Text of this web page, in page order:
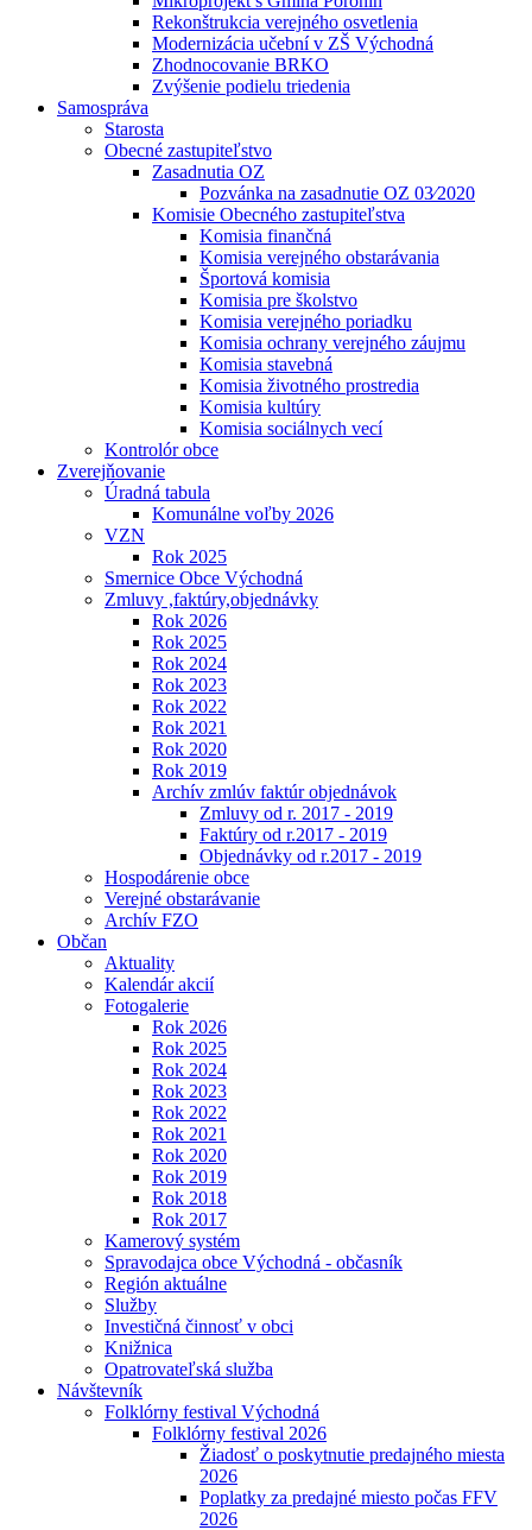
Rekonštrukcia verejného osvetlenia
Modernizácia učební v ZŠ Východná
Zhodnocovanie BRKO
Zvýšenie podielu triedenia
Samospráva
Starosta
Obecné zastupiteľstvo
Zasadnutia OZ
Pozvánka na zasadnutie OZ 03⁄2020
Komisie Obecného zastupiteľstva
Komisia finančná
Komisia verejného obstarávania
Športová komisia
Komisia pre školstvo
Komisia verejného poriadku
Komisia ochrany verejného záujmu
Komisia stavebná
Komisia životného prostredia
Komisia kultúry
Komisia sociálnych vecí
Kontrolór obce
Zverejňovanie
Úradná tabula
Komunálne voľby 2026
VZN
Rok 2025
Smernice Obce Východná
Zmluvy ,faktúry,objednávky
Rok 2026
Rok 2025
Rok 2024
Rok 2023
Rok 2022
Rok 2021
Rok 2020
Rok 2019
Archív zmlúv faktúr objednávok
Zmluvy od r. 2017 - 2019
Faktúry od r.2017 - 2019
Objednávky od r.2017 - 2019
Hospodárenie obce
Verejné obstarávanie
Archív FZO
Občan
Aktuality
Kalendár akcií
Fotogalerie
Rok 2026
Rok 2025
Rok 2024
Rok 2023
Rok 2022
Rok 2021
Rok 2020
Rok 2019
Rok 2018
Rok 2017
Kamerový systém
Spravodajca obce Východná - občasník
Región aktuálne
Služby
Investičná činnosť v obci
Knižnica
Opatrovateľská služba
Návštevník
Folklórny festival Východná
Folklórny festival 2026
Žiadosť o poskytnutie predajného miesta
2026
Poplatky za predajné miesto počas FFV
2026